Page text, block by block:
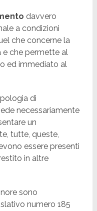
davvero
a condizioni
che concerne la
che permette al
ed immediato al
di
necessariamente
un
tutte, queste,
essere presenti
in altre
sono
numero 185